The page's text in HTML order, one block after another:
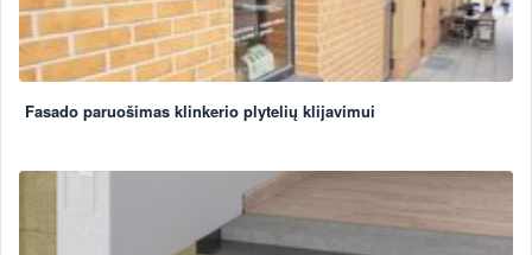
Fasado paruošimas klinkerio plytelių klijavimui